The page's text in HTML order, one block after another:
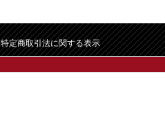
特定商取引法に関する表示